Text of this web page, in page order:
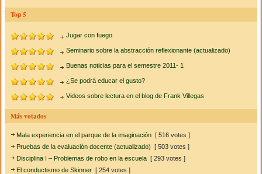
Top 5
Jugar con fuego
Seminario sobre la abstracción reflexionante (actualizado)
Buenas noticias para el semestre 2011- 1
¿Se podrá educar el gusto?
Videos sobre lectura en el blog de Frank Villegas
Más votados
Mala experiencia en el parque de la imaginación [ 516 votes ]
Pruebas de la evaluación docente (actualizado) [ 503 votes ]
Disciplina I – Problemas de robo en la escuela [ 293 votes ]
El conductismo de Skinner [ 254 votes ]